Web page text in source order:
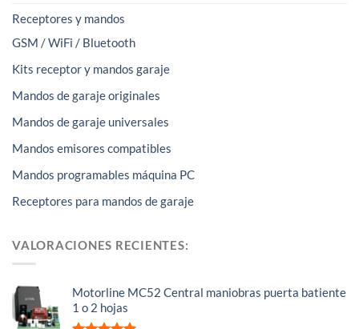
Receptores y mandos
GSM / WiFi / Bluetooth
Kits receptor y mandos garaje
Mandos de garaje originales
Mandos de garaje universales
Mandos emisores compatibles
Mandos programables máquina PC
Receptores para mandos de garaje
VALORACIONES RECIENTES:
Motorline MC52 Central maniobras puerta batiente
1 o 2 hojas